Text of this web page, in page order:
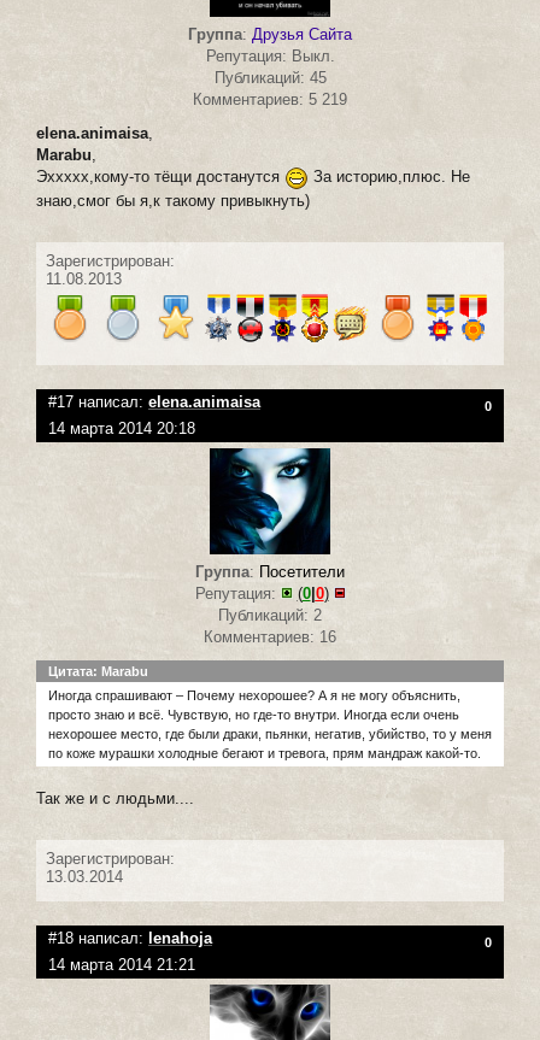
Группа: Друзья Сайта
Репутация: Выкл.
Публикаций: 45
Комментариев: 5 219
elena.animaisa,
Marabu,
Эххххх,кому-то тёщи достанутся
За историю,плюс. Не
знаю,смог бы я,к такому привыкнуть)
Зарегистрирован:
11.08.2013
#17 написал: elena.animaisa 0
14 марта 2014 20:18
Группа: Посетители
Репутация:
(0| 0)
Публикаций: 2
Комментариев: 16
Цитата: Marabu
Иногда спрашивают – Почему нехорошее? А я не могу объяснить,
просто знаю и всё. Чувствую, но где-то внутри. Иногда если очень
нехорошее место, где были драки, пьянки, негатив, убийство, то у меня
по коже мурашки холодные бегают и тревога, прям мандраж какой-то.
Так же и с людьми....
Зарегистрирован:
13.03.2014
#18 написал: lenahoja 0
14 марта 2014 21:21